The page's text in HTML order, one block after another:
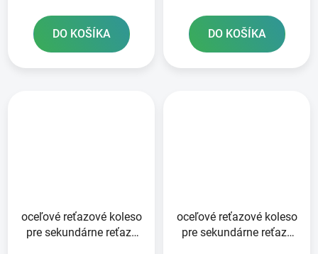
DO KOŠÍKA DO KOŠÍKA
oceľové reťazové koleso
pre sekundárne reťaze
oceľové reťazové koleso
pre sekundárne reťaze